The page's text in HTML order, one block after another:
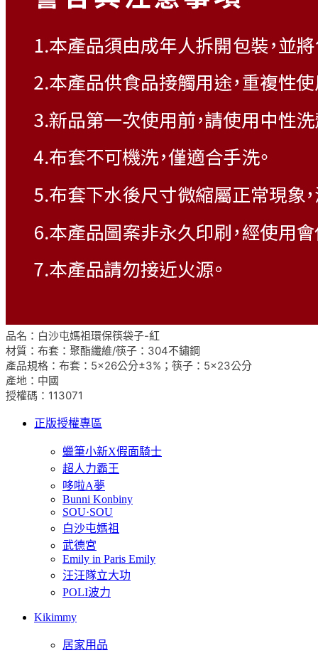
品名：白沙屯媽祖環保筷袋子-紅
材質： 布套：聚酯纖維/筷子：304不鏽鋼
產品規格： 布套：5×26公分±3%；筷子：5×23公分
產地：中國
授權碼：113071
正版授權專區
蠟筆小新X假面騎士
超人力霸王
哆啦A夢
Bunni Konbiny
SOU·SOU
白沙屯媽祖
武德宮
Emily in Paris Emily
汪汪隊立大功
POLI波力
Kikimmy
居家用品